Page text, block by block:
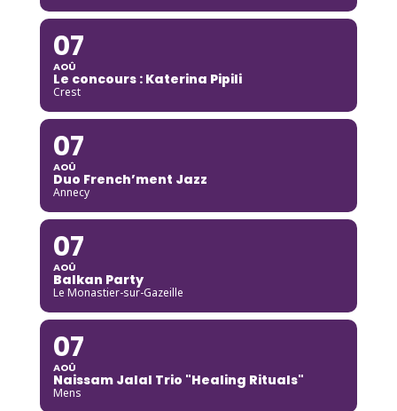
07
AOÛ
Le concours : Katerina Pipili
Crest
07
AOÛ
Duo French’ment Jazz
Annecy
07
AOÛ
Balkan Party
Le Monastier-sur-Gazeille
07
AOÛ
Naissam Jalal Trio "Healing Rituals"
Mens